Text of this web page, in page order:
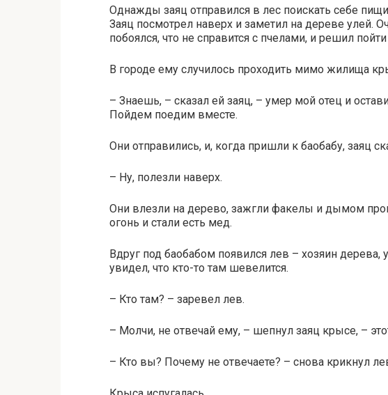
Однажды заяц отправился в лес поискать себе
Заяц посмотрел наверх и заметил на дереве улей.
побоялся, что не справится с пчелами, и решил
В городе ему случилось проходить мимо жилища
– Знаешь, – сказал ей заяц, – умер мой отец и
Пойдем поедим вместе.
Они отправились, и, когда пришли к баобабу, заяц
– Ну, полезли наверх.
Они влезли на дерево, зажгли факелы и дымом
огонь и стали есть мед.
Вдруг под баобабом появился лев – хозяин
увидел, что кто-то там шевелится.
– Кто там? – заревел лев.
– Молчи, не отвечай ему, – шепнул заяц крысе, –
– Кто вы? Почему не отвечаете? – снова крикнул